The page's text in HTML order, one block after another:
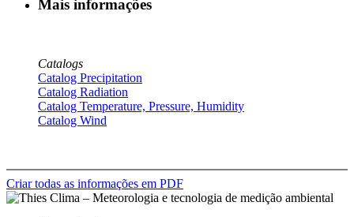
Mais informações
Catalogs
Catalog Precipitation
Catalog Radiation
Catalog Temperature, Pressure, Humidity
Catalog Wind
Criar todas as informações em PDF